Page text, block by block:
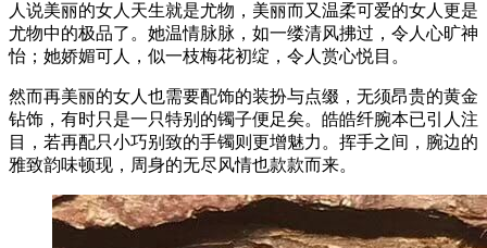
人说美丽的女人天生就是尤物，美丽而又温柔可爱的女人更是
尤物中的极品了。她温情脉脉，如一缕清风拂过，令人心旷神
怡；她娇媚可人，似一枝梅花初绽，令人赏心悦目。
然而再美丽的女人也需要配饰的装扮与点缀，无须昂贵的黄金
钻饰，有时只是一只特别的镯子便足矣。皓皓纤腕本已引人注
目，若再配只小巧别致的手镯则更增魅力。挥手之间，腕边的
雅致韵味顿现，周身的无尽风情也款款而来。